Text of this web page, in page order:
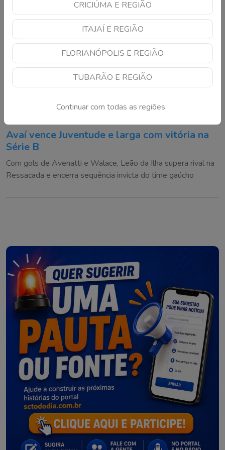
CRICIÚMA E REGIÃO
ITAJAÍ E REGIÃO
FLORIANÓPOLIS E REGIÃO
TUBARÃO E REGIÃO
Continuar com todas as regiões
Avaí vence Juventude e larga com vitória na
Série B
Com gols de Avenatti e Walace, Leão da Ilha supera rival na
Ressacada e encerra sequência invicta do time gaúcho